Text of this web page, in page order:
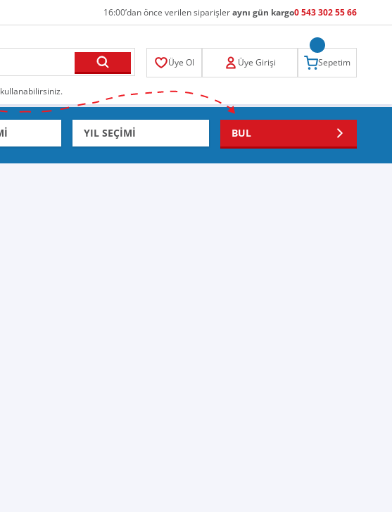
16:00’dan önce verilen siparişleraynı gün kargo0 543 302 55 66
kullanabilirsiniz.
Üye Ol Üye Girişi Sepetim
BUL